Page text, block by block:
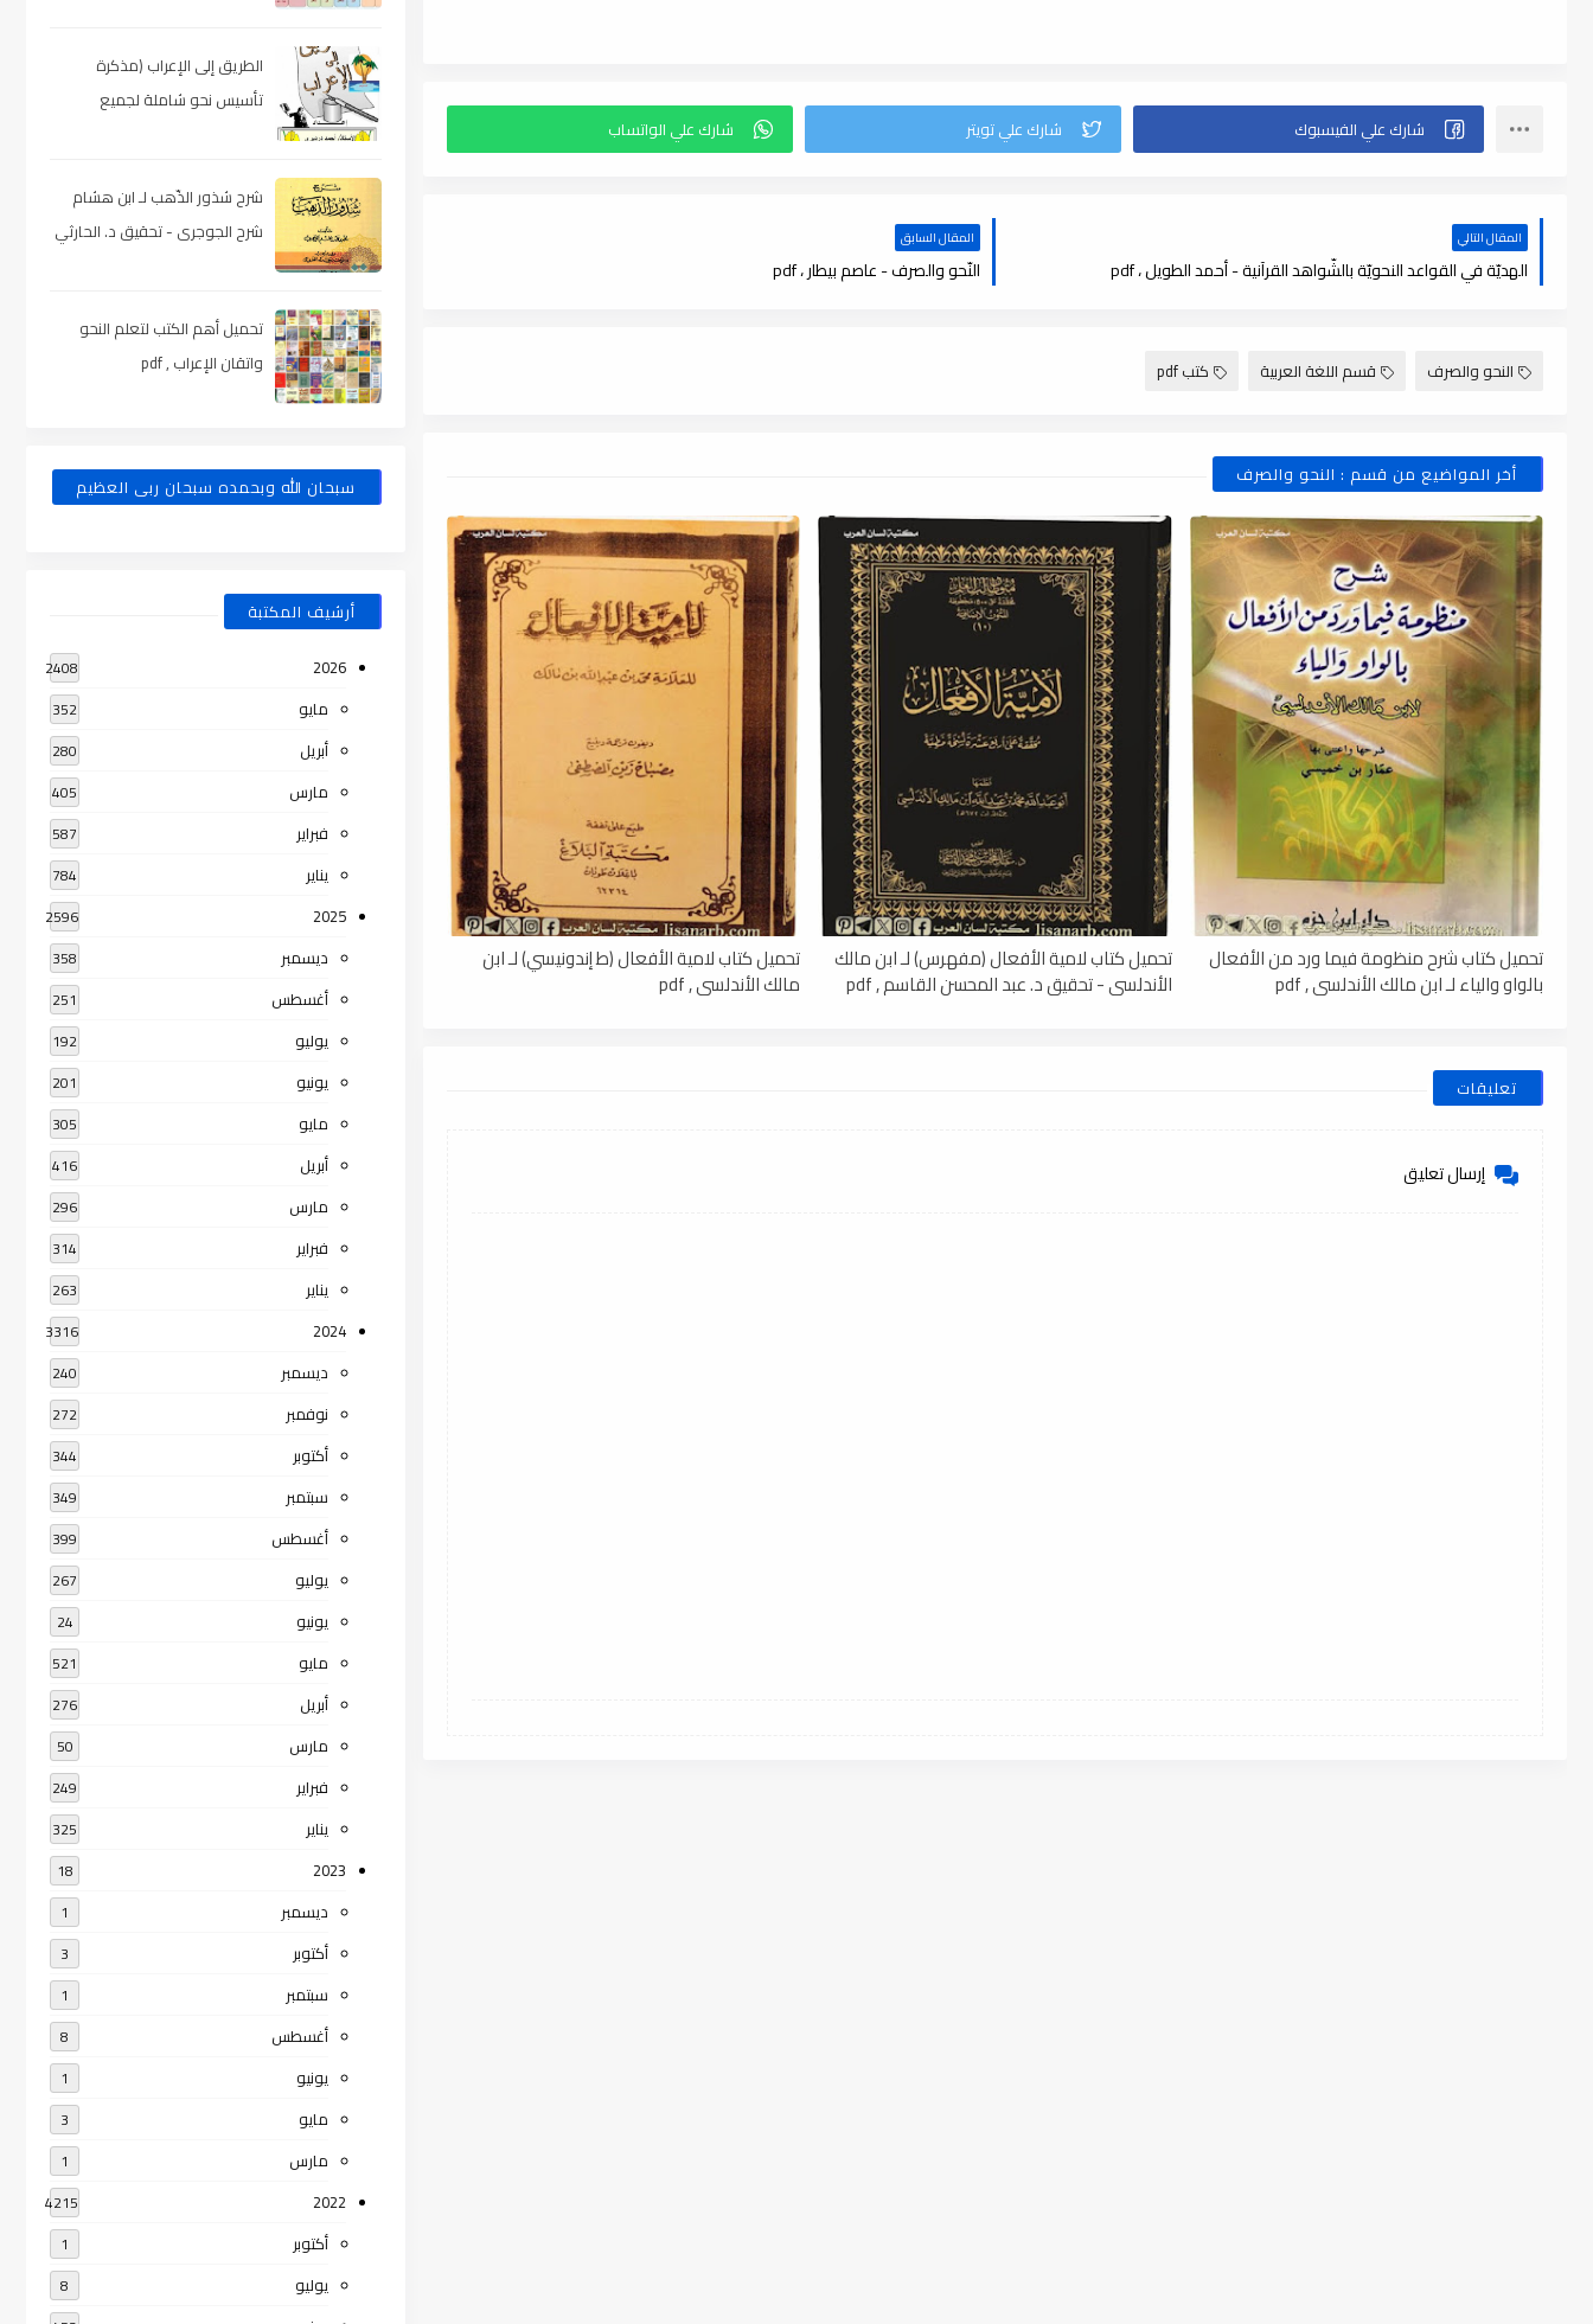
المقال التالي
الهديّة في القواعد النحويّة بالشّواهد القرآنية - أحمد الطويل ، pdf
المقال السابق
النّحو والصرف - عاصم بيطار ، pdf
النحو والصرف قسم اللغة العربية كتب pdf
أخر المواضيع من قسم : النحو والصرف
تحميل كتاب شرح منظومة فيما ورد من الأفعال
بالواو والياء لـ ابن مالك الأندلسي , pdf
تحميل كتاب لامية الأفعال (مفهرس) لـ ابن مالك
الأندلسي - تحقيق د. عبد المحسن القاسم , pdf
تحميل كتاب لامية الأفعال (ط إندونيسي) لـ ابن
مالك الأندلسي , pdf
تعليقات
إرسال تعليق
الطريق إلى الإعراب (مذكرة
تأسيس نحو شاملة لجميع
شرح شذور الذّهب لـ ابن هشام
شرح الجوجرى - تحقيق د. الحارثي
تحميل أهم الكتب لتعلم النحو
واتقان الإعراب , pdf
سبحان الله وبحمده سبحان ربى العظيم
أرشيف المكتبة
2026
2408
مايو 352
أبريل 280
مارس 405
فبراير 587
يناير 784
2025
2596
ديسمبر 358
أغسطس 251
يوليو 192
يونيو 201
مايو 305
أبريل 416
مارس 296
فبراير 314
يناير 263
2024
3316
ديسمبر 240
نوفمبر 272
أكتوبر 344
سبتمبر 349
أغسطس 399
يوليو 267
يونيو 24
مايو 521
أبريل 276
مارس 50
فبراير 249
يناير 325
2023
18
ديسمبر 1
أكتوبر 3
سبتمبر 1
أغسطس 8
يونيو 1
مايو 3
مارس 1
2022
4215
أكتوبر 1
يوليو 8